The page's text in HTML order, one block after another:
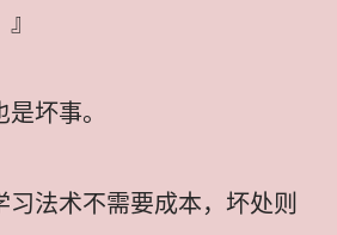
坏事。
习法术不需要成本，坏处则